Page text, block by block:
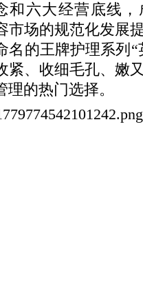
和六大经营底线
市场的规范化发展
名的王牌护理系列
紧、收细毛孔、嫩
的热门选择。